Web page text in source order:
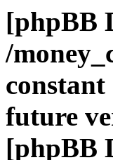
[phpBB
/
future
[phpBB